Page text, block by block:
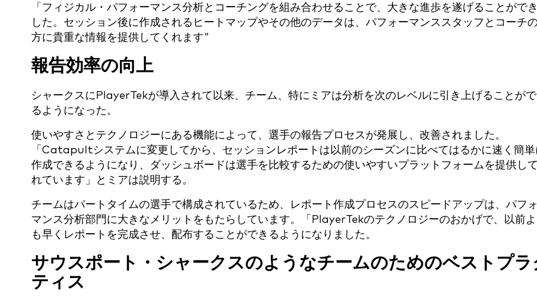
「フィジカル・パフォーマンス分析とコーチングを組み合わせることで、大きな進歩を遂げることがで
した。セッション後に作成されるヒートマップやその他のデータは、パフォーマンススタッフとコーチ
方に貴重な情報を提供してくれます"
報告効率の向上
シャークスにPlayerTekが導入されて以来、チーム、特にミアは分析を次のレベルに引き上げることがで
るようになった。
使いやすさとテクノロジーにある機能によって、選手の報告プロセスが発展し、改善されました。
「Catapultシステムに変更してから、セッションレポートは以前のシーズンに比べてはるかに速く簡単
作成できるようになり、ダッシュボードは選手を比較するための使いやすいプラットフォームを提供して
れています」とミアは説明する。
チームはパートタイムの選手で構成されているため、レポート作成プロセスのスピードアップは、パフ
マンス分析部門に大きなメリットをもたらしています。「PlayerTekのテクノロジーのおかげで、以前よ
も早くレポートを完成させ、配布することができるようになりました。
サウスポート・シャークスのようなチームのためのベストプラ
ティス